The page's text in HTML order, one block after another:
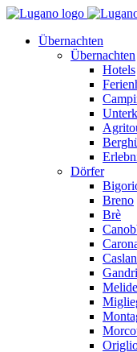
Übernachten
Übernachten
Hotels
Dörfer
Breno
Brè
Melide